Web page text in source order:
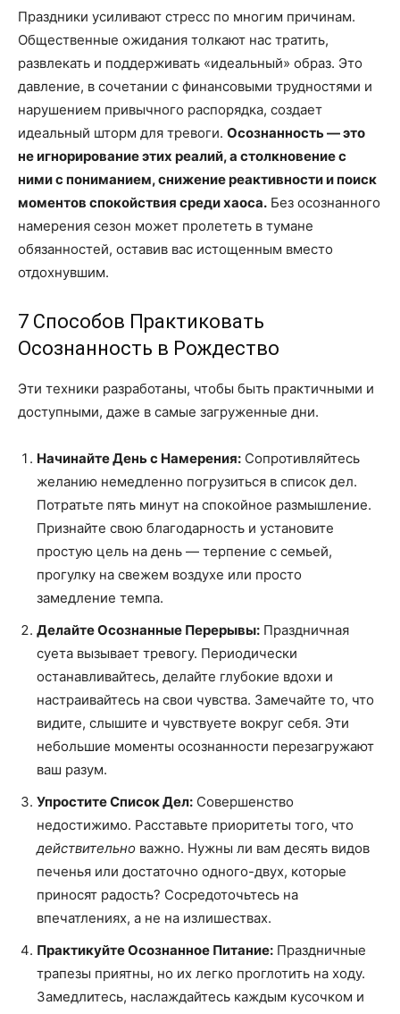
Праздники усиливают стресс по многим причинам.
Общественные ожидания толкают нас тратить,
развлекать и поддерживать «идеальный» образ. Это
давление, в сочетании с финансовыми трудностями и
нарушением привычного распорядка, создает
идеальный шторм для тревоги. Осознанность — это
не игнорирование этих реалий, а столкновение с
ними с пониманием, снижение реактивности и поиск
моментов спокойствия среди хаоса. Без осознанного
намерения сезон может пролететь в тумане
обязанностей, оставив вас истощенным вместо
отдохнувшим.
7 Способов Практиковать
Осознанность в Рождество
Эти техники разработаны, чтобы быть практичными и
доступными, даже в самые загруженные дни.
Начинайте День с Намерения: Сопротивляйтесь
желанию немедленно погрузиться в список дел.
Потратьте пять минут на спокойное размышление.
Признайте свою благодарность и установите
простую цель на день — терпение с семьей,
прогулку на свежем воздухе или просто
замедление темпа.
Делайте Осознанные Перерывы: Праздничная
суета вызывает тревогу. Периодически
останавливайтесь, делайте глубокие вдохи и
настраивайтесь на свои чувства. Замечайте то, что
видите, слышите и чувствуете вокруг себя. Эти
небольшие моменты осознанности перезагружают
ваш разум.
Упростите Список Дел: Совершенство
недостижимо. Расставьте приоритеты того, что
действительно важно. Нужны ли вам десять видов
печенья или достаточно одного-двух, которые
приносят радость? Сосредоточьтесь на
впечатлениях, а не на излишествах.
Практикуйте Осознанное Питание: Праздничные
трапезы приятны, но их легко проглотить на ходу.
Замедлитесь, наслаждайтесь каждым кусочком и